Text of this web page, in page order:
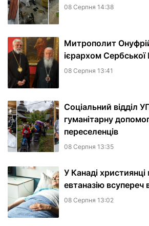
08 Серпня 14:38
Митрополит
ієрархом Сербської
08 Серпня 13:41
Соціальний відділ
гуманітарну
переселенців
08 Серпня 13:35
У Канаді
евтаназію всупереч
08 Серпня 13:02